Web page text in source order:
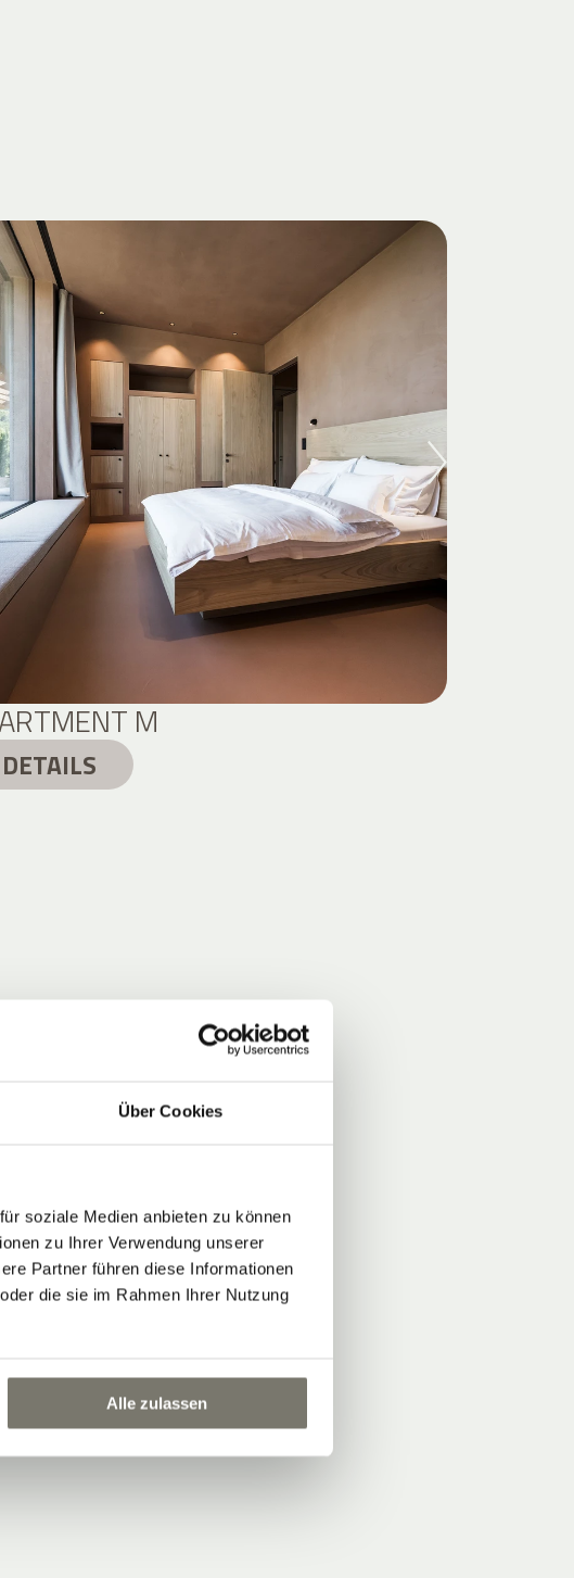
Über Cookies
soziale Medien anbieten zu können
zu Ihrer Verwendung unserer
Partner führen diese Informationen
die sie im Rahmen Ihrer Nutzung
Alle zulassen
M
DETAILS